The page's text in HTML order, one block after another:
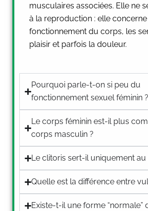
musculaires associées. Elle ne
à la reproduction : elle
fonctionnement du corps, les
plaisir et parfois la douleur.
Pourquoi parle-t-on si peu du
fonctionnement sexuel féminin ?
Le corps féminin est-il plus
corps masculin ?
Le clitoris sert-il uniquement au
Quelle est la différence entre
Existe-t-il une forme “normale”